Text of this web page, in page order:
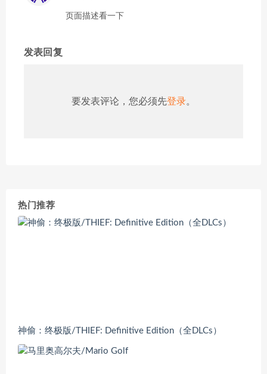
页面描述看一下
发表回复
要发表评论，您必须先登录。
热门推荐
神偷：终极版/THIEF: Definitive Edition（全DLCs）